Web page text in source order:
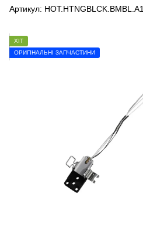
Артикул: HOT.HTNGBLCK.BMBL.A1
ХІТ
ОРИГІНАЛЬНІ ЗАПЧАСТИНИ